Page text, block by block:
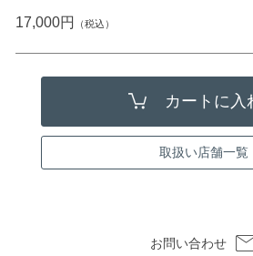
17,000円 （税込）
取扱い店舗一覧
お問い合わせ